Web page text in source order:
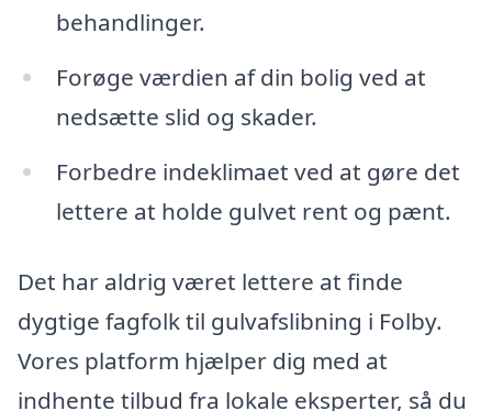
behandlinger.
Forøge værdien af din bolig ved at
nedsætte slid og skader.
Forbedre indeklimaet ved at gøre det
lettere at holde gulvet rent og pænt.
Det har aldrig været lettere at finde
dygtige fagfolk til gulvafslibning i Folby.
Vores platform hjælper dig med at
indhente tilbud fra lokale eksperter, så du